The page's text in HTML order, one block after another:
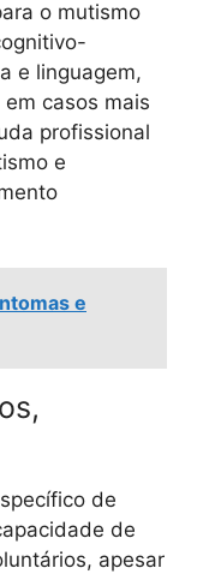
o mutismo
e linguagem,
casos mais
profissional
e
e
de
de
apesar